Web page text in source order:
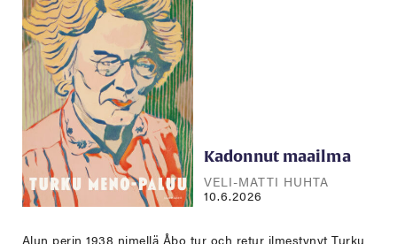
Kadonnut maailma
VELI-MATTI HUHTA
10.6.2026
Alun perin 1938 nimellä Åbo tur och retur ilmestynyt Turku